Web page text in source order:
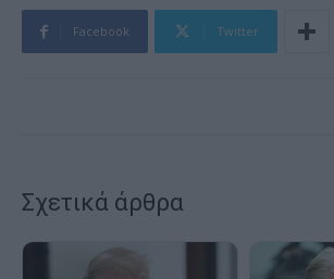
Facebook Twitter
Σχετικά άρθρα